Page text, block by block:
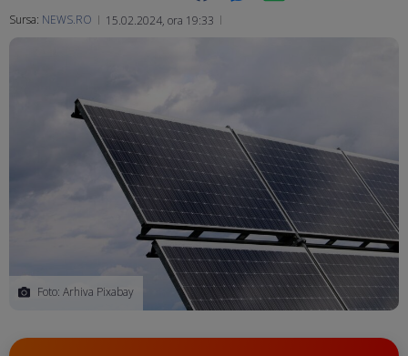
Sursa: NEWS.RO 15.02.2024, ora 19:33
Foto: Arhiva Pixabay